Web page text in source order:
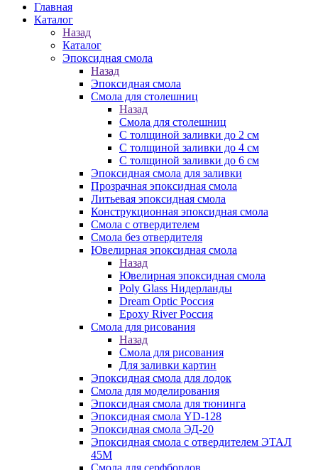
Главная
Каталог
Назад
Каталог
Эпоксидная смола
Назад
Эпоксидная смола
Смола для столешниц
Назад
Смола для столешниц
С толщиной заливки до 2 см
С толщиной заливки до 4 см
С толщиной заливки до 6 см
Эпоксидная смола для заливки
Прозрачная эпоксидная смола
Литьевая эпоксидная смола
Конструкционная эпоксидная смола
Смола с отвердителем
Смола без отвердителя
Ювелирная эпоксидная смола
Назад
Ювелирная эпоксидная смола
Poly Glass Нидерланды
Dream Optic Россия
Epoxy River Россия
Смола для рисования
Назад
Смола для рисования
Для заливки картин
Эпоксидная смола для лодок
Смола для моделирования
Эпоксидная смола для тюнинга
Эпоксидная смола YD-128
Эпоксидная смола ЭД-20
Эпоксидная смола с отвердителем ЭТАЛ
45М
Смола для серфбордов